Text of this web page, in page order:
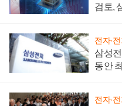
검토,
전자·
삼성
동안
전자·